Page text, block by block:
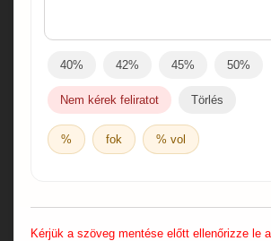
40% 42% 45% 50%
Nem kérek feliratot Törlés
% fok % vol
Kérjük a szöveg mentése előtt ellenőrizze le